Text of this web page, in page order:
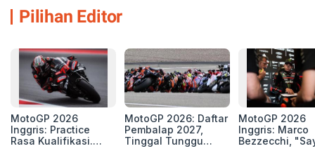
Pilihan Editor
MotoGP 2026
Inggris: Practice
Rasa Kualifikasi.
MotoGP 2026: Daftar
Pembalap 2027,
Tinggal Tunggu
MotoGP 2026
Inggris: Marco
Bezzecchi,